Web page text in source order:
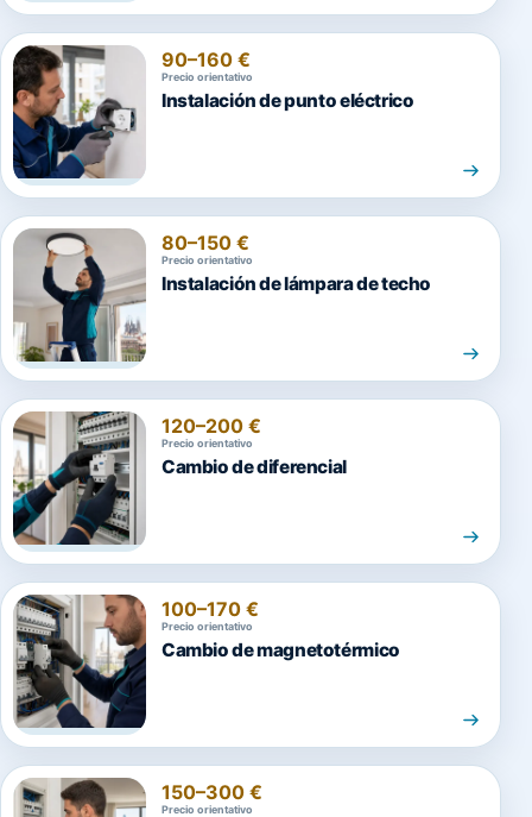
90–160 €
Precio orientativo
Instalación de punto eléctrico
80–150 €
Precio orientativo
Instalación de lámpara de techo
120–200 €
Precio orientativo
Cambio de diferencial
100–170 €
Precio orientativo
Cambio de magnetotérmico
150–300 €
Precio orientativo